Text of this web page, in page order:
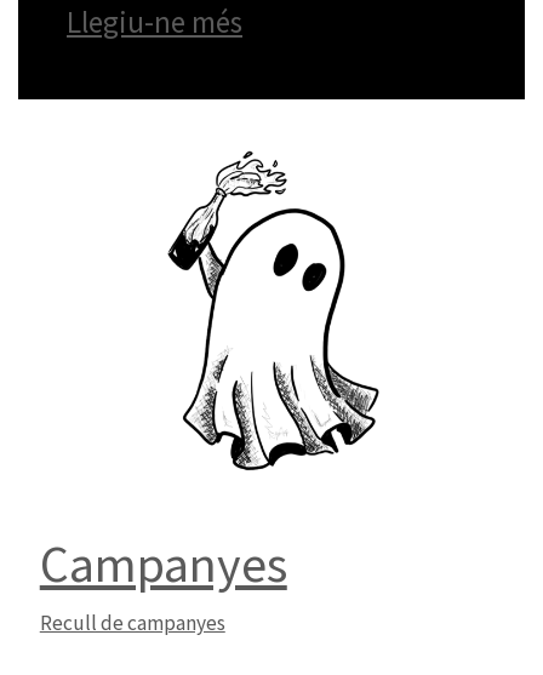
Llegiu-ne més
Campanyes
Recull de campanyes